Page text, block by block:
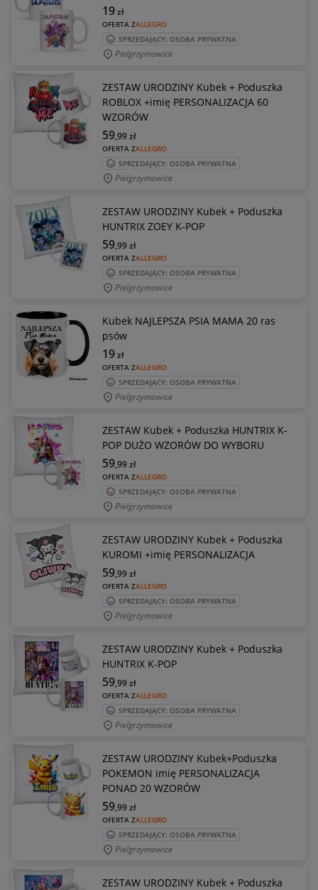
OFERTA ZALLEGRO
19zł
SPRZEDAJĄCY: OSOBA PRYWATNA
Pielgrzymowice
ZESTAW URODZINY Kubek + Poduszka
ROBLOX +imię PERSONALIZACJA 60
WZORÓW
OFERTA ZALLEGRO
59,99zł
SPRZEDAJĄCY: OSOBA PRYWATNA
Pielgrzymowice
ZESTAW URODZINY Kubek + Poduszka
HUNTRIX ZOEY K-POP
OFERTA ZALLEGRO
59,99zł
SPRZEDAJĄCY: OSOBA PRYWATNA
Pielgrzymowice
Kubek NAJLEPSZA PSIA MAMA 20 ras
psów
OFERTA ZALLEGRO
19zł
SPRZEDAJĄCY: OSOBA PRYWATNA
Pielgrzymowice
ZESTAW Kubek + Poduszka HUNTRIX K-
POP DUŻO WZORÓW DO WYBORU
OFERTA ZALLEGRO
59,99zł
SPRZEDAJĄCY: OSOBA PRYWATNA
Pielgrzymowice
ZESTAW URODZINY Kubek + Poduszka
KUROMI +imię PERSONALIZACJA
OFERTA ZALLEGRO
59,99zł
SPRZEDAJĄCY: OSOBA PRYWATNA
Pielgrzymowice
ZESTAW URODZINY Kubek + Poduszka
HUNTRIX K-POP
OFERTA ZALLEGRO
59,99zł
SPRZEDAJĄCY: OSOBA PRYWATNA
Pielgrzymowice
ZESTAW URODZINY Kubek+Poduszka
POKEMON imię PERSONALIZACJA
PONAD 20 WZORÓW
OFERTA ZALLEGRO
59,99zł
SPRZEDAJĄCY: OSOBA PRYWATNA
Pielgrzymowice
ZESTAW URODZINY Kubek + Poduszka